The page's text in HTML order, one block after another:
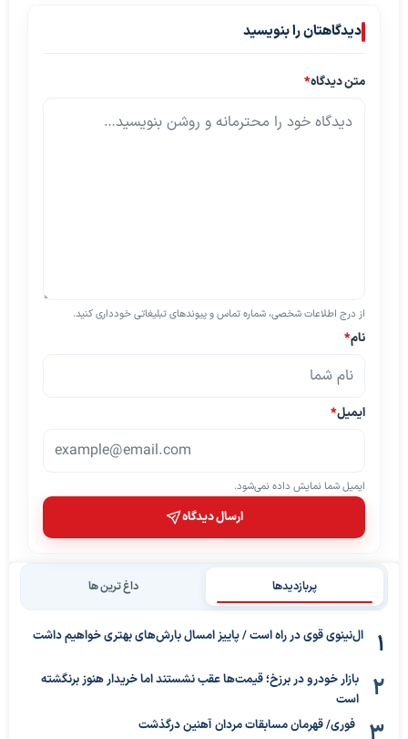
دیدگاهتان را بنویسید
متن دیدگاه*
از درج اطلاعات شخصی، شماره تماس و پیوندهای تبلیغاتی خودداری کنید.
نام*
ایمیل*
ایمیل شما نمایش داده نمی‌شود.
ارسال دیدگاه
پربازدیدها داغ ترین ها
ال‌نینوی قوی در راه است / پاییز امسال بارش‌های بهتری خواهیم داشت
بازار خودرو در برزخ؛ قیمت‌ها عقب نشستند اما خریدار هنوز برنگشته
است
فوری/ قهرمان مسابقات مردان آهنین درگذشت